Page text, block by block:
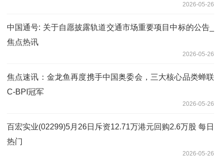
2026-05-26
中国通号: 关于自愿披露轨道交通市场重要项目中标的公告_
焦点热讯
2026-05-26
焦点速讯：金龙鱼再度携手中国奥委会，三大核心品类蝉联
C-BPI冠军
2026-05-26
百宏实业(02299)5月26日斥资12.71万港元回购2.6万股 每日
热门
2026-05-26